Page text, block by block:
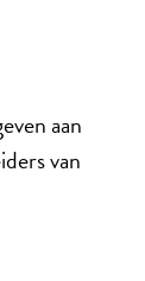
aan
van